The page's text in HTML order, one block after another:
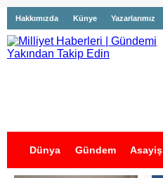
Hakkımızda Künye Yazarlarımız
Dünya Gündem Asayiş